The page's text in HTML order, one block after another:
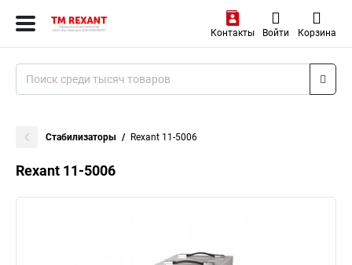
Контакты Войти Корзина
Стабилизаторы Rexant 11-5006
Rexant 11-5006